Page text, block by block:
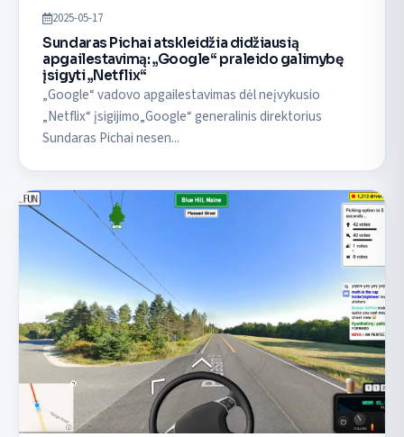
2025-05-17
Sundaras Pichai atskleidžia didžiausią
apgailestavimą: „Google“ praleido galimybę
įsigyti „Netflix“
„Google“ vadovo apgailestavimas dėl neįvykusio
„Netflix“ įsigijimo„Google“ generalinis direktorius
Sundaras Pichai nesen...